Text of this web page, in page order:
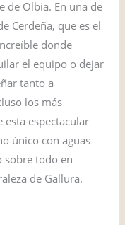
de Olbia. En una de
Cerdeña, que es el
donde
el equipo o dejar
tanto a
los más
espectacular
único con aguas
sobre todo en
de Gallura.